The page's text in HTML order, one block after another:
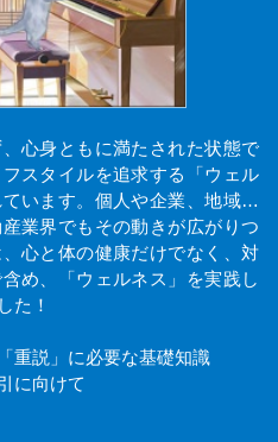
心身ともに満たされた状態で
スタイルを追求する「ウェル
います。個人や企業、地域…
業界でもその動きが広がりつ
心と体の健康だけでなく、対
め、「ウェルネス」を実践し
た！
重説」に必要な基礎知識
に向けて